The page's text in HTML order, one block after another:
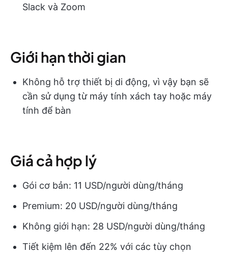
Slack và Zoom
Giới hạn thời gian
Không hỗ trợ thiết bị di động, vì vậy bạn sẽ
cần sử dụng từ máy tính xách tay hoặc máy
tính để bàn
Giá cả hợp lý
Gói cơ bản: 11 USD/người dùng/tháng
Premium: 20 USD/người dùng/tháng
Không giới hạn: 28 USD/người dùng/tháng
Tiết kiệm lên đến 22% với các tùy chọn